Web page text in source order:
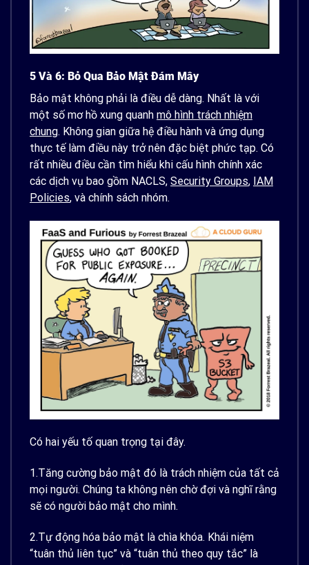
5 Và 6: Bỏ Qua Bảo Mật Đám Mây
Bảo mật không phải là điều dễ dàng. Nhất là với
một số mơ hồ xung quanh mô hình trách nhiệm
chung. Không gian giữa hệ điều hành và ứng dụng
thực tế làm điều này trở nên đặc biệt phức tạp. Có
rất nhiều điều cần tìm hiểu khi cấu hình chính xác
các dịch vụ bao gồm NACLS, Security Groups, IAM
Policies, và chính sách nhóm.
Có hai yếu tố quan trọng tại đây.
1.Tăng cường bảo mật đó là trách nhiệm của tất cả
mọi người. Chúng ta không nên chờ đợi và nghĩ rằng
sẽ có người bảo mật cho mình.
2.Tự động hóa bảo mật là chìa khóa. Khái niệm
“tuân thủ liên tục” và “tuân thủ theo quy tắc” là